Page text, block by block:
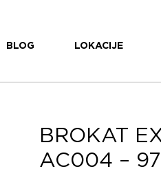
BLOG LOKACIJE
BROKAT
AC004 – 97